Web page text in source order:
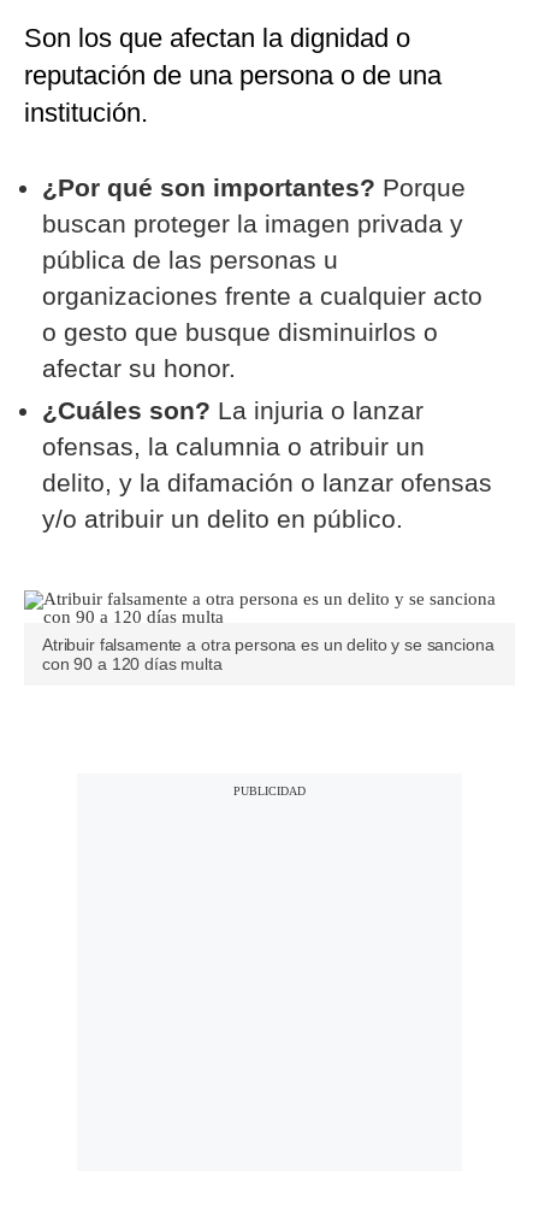
Son los que afectan la dignidad o
reputación de una persona o de una
institución.
¿Por qué son importantes? Porque
buscan proteger la imagen privada y
pública de las personas u
organizaciones frente a cualquier acto
o gesto que busque disminuirlos o
afectar su honor.
¿Cuáles son? La injuria o lanzar
ofensas, la calumnia o atribuir un
delito, y la difamación o lanzar ofensas
y/o atribuir un delito en público.
Atribuir falsamente a otra persona es un delito y se sanciona
con 90 a 120 días multa